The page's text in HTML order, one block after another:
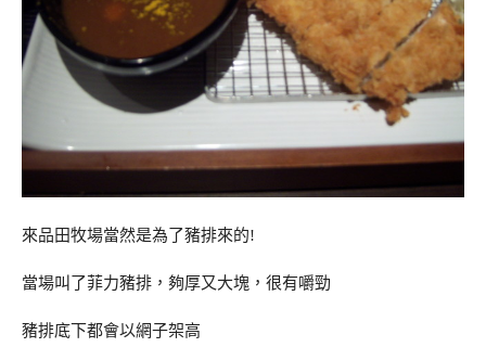
來品田牧場當然是為了豬排來的!
當場叫了菲力豬排，夠厚又大塊，很有嚼勁
豬排底下都會以網子架高